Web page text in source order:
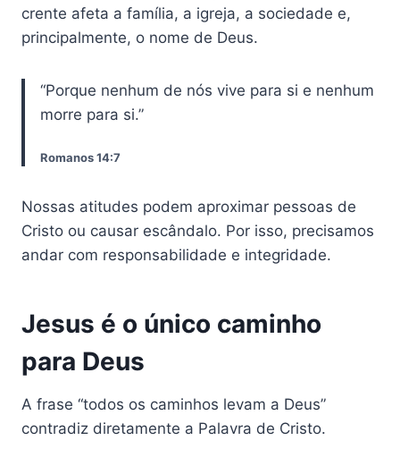
crente afeta a família, a igreja, a sociedade e,
principalmente, o nome de Deus.
“Porque nenhum de nós vive para si e nenhum
morre para si.”
Romanos 14:7
Nossas atitudes podem aproximar pessoas de
Cristo ou causar escândalo. Por isso, precisamos
andar com responsabilidade e integridade.
Jesus é o único caminho
para Deus
A frase “todos os caminhos levam a Deus”
contradiz diretamente a Palavra de Cristo.